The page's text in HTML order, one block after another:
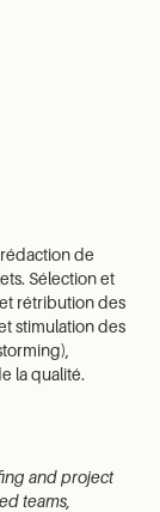
de
Sélection et
rétribution des
stimulation des
la qualité.
and project
teams,